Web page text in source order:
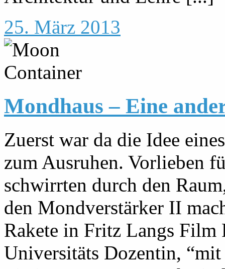
25. März 2013
Mondhaus – Eine
Zuerst war da die Idee
zum Ausruhen. Vorlieben
schwirrten durch den
den Mondverstärker II
Rakete in Fritz Langs Film
Universitäts Dozentin,